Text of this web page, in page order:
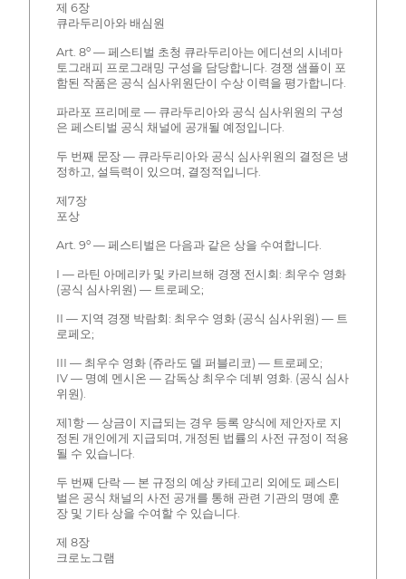
제 6장
큐라두리아와 배심원
Art. 8º — 페스티벌 초청 큐라두리아는 에디션의 시네마
토그래피 프로그래밍 구성을 담당합니다. 경쟁 샘플이 포
함된 작품은 공식 심사위원단이 수상 이력을 평가합니다.
파라포 프리메로 — 큐라두리아와 공식 심사위원의 구성
은 페스티벌 공식 채널에 공개될 예정입니다.
두 번째 문장 — 큐라두리아와 공식 심사위원의 결정은 냉
정하고, 설득력이 있으며, 결정적입니다.
제7장
포상
Art. 9º — 페스티벌은 다음과 같은 상을 수여합니다.
I — 라틴 아메리카 및 카리브해 경쟁 전시회: 최우수 영화
(공식 심사위원) — 트로페오;
II — 지역 경쟁 박람회: 최우수 영화 (공식 심사위원) — 트
로페오;
III — 최우수 영화 (쥬라도 델 퍼블리코) — 트로페오;
IV — 명예 멘시온 — 감독상 최우수 데뷔 영화. (공식 심사
위원).
제1항 — 상금이 지급되는 경우 등록 양식에 제안자로 지
정된 개인에게 지급되며, 개정된 법률의 사전 규정이 적용
될 수 있습니다.
두 번째 단락 — 본 규정의 예상 카테고리 외에도 페스티
벌은 공식 채널의 사전 공개를 통해 관련 기관의 명예 훈
장 및 기타 상을 수여할 수 있습니다.
제 8장
크로노그램